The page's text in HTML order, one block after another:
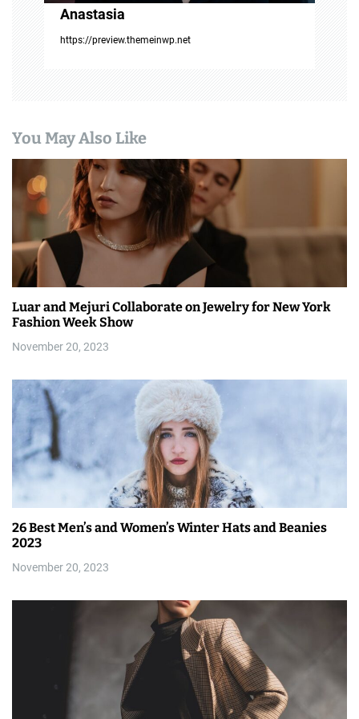
Anastasia
https://preview.themeinwp.net
You May Also Like
Luar and Mejuri Collaborate on Jewelry for New York
Fashion Week Show
November 20, 2023
26 Best Men’s and Women’s Winter Hats and Beanies
2023
November 20, 2023